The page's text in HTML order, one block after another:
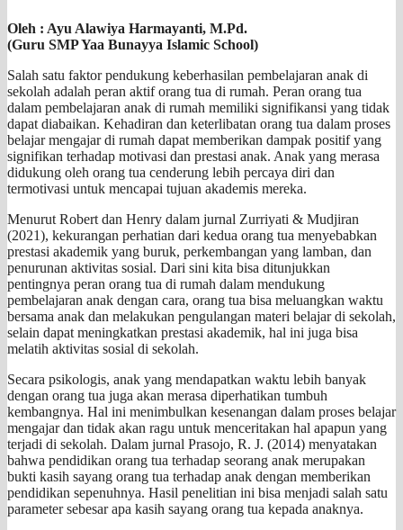
Oleh : Ayu Alawiya Harmayanti, M.Pd.
(Guru SMP Yaa Bunayya Islamic School)
Salah satu faktor pendukung keberhasilan pembelajaran anak di
sekolah adalah peran aktif orang tua di rumah. Peran orang tua
dalam pembelajaran anak di rumah memiliki signifikansi yang tidak
dapat diabaikan. Kehadiran dan keterlibatan orang tua dalam proses
belajar mengajar di rumah dapat memberikan dampak positif yang
signifikan terhadap motivasi dan prestasi anak. Anak yang merasa
didukung oleh orang tua cenderung lebih percaya diri dan
termotivasi untuk mencapai tujuan akademis mereka.
Menurut Robert dan Henry dalam jurnal Zurriyati & Mudjiran
(2021), kekurangan perhatian dari kedua orang tua menyebabkan
prestasi akademik yang buruk, perkembangan yang lamban, dan
penurunan aktivitas sosial. Dari sini kita bisa ditunjukkan
pentingnya peran orang tua di rumah dalam mendukung
pembelajaran anak dengan cara, orang tua bisa meluangkan waktu
bersama anak dan melakukan pengulangan materi belajar di sekolah,
selain dapat meningkatkan prestasi akademik, hal ini juga bisa
melatih aktivitas sosial di sekolah.
Secara psikologis, anak yang mendapatkan waktu lebih banyak
dengan orang tua juga akan merasa diperhatikan tumbuh
kembangnya. Hal ini menimbulkan kesenangan dalam proses belajar
mengajar dan tidak akan ragu untuk menceritakan hal apapun yang
terjadi di sekolah. Dalam jurnal Prasojo, R. J. (2014) menyatakan
bahwa pendidikan orang tua terhadap seorang anak merupakan
bukti kasih sayang orang tua terhadap anak dengan memberikan
pendidikan sepenuhnya. Hasil penelitian ini bisa menjadi salah satu
parameter sebesar apa kasih sayang orang tua kepada anaknya.